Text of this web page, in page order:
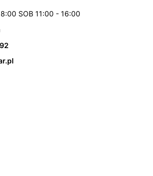
SOB 11:00 - 16:00